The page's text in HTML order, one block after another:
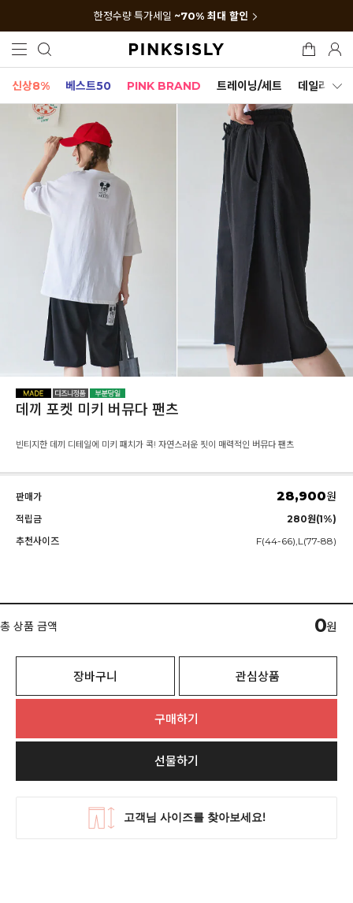
한정수량 특가세일 ~70% 최대 할인
신상8% 베스트50 PINK BRAND 트레이닝/세트 데일리세트
데끼 포켓 미키 버뮤다 팬츠
빈티지한 데끼 디테일에 미키 패치가 콕! 자연스러운 핏이 매력적인 버뮤다 팬츠
판매가 28,900원
적립금
280원(1%)
추천사이즈
F(44-66),L(77-88)
총 상품 금액 0원
장바구니 관심상품
구매하기
선물하기